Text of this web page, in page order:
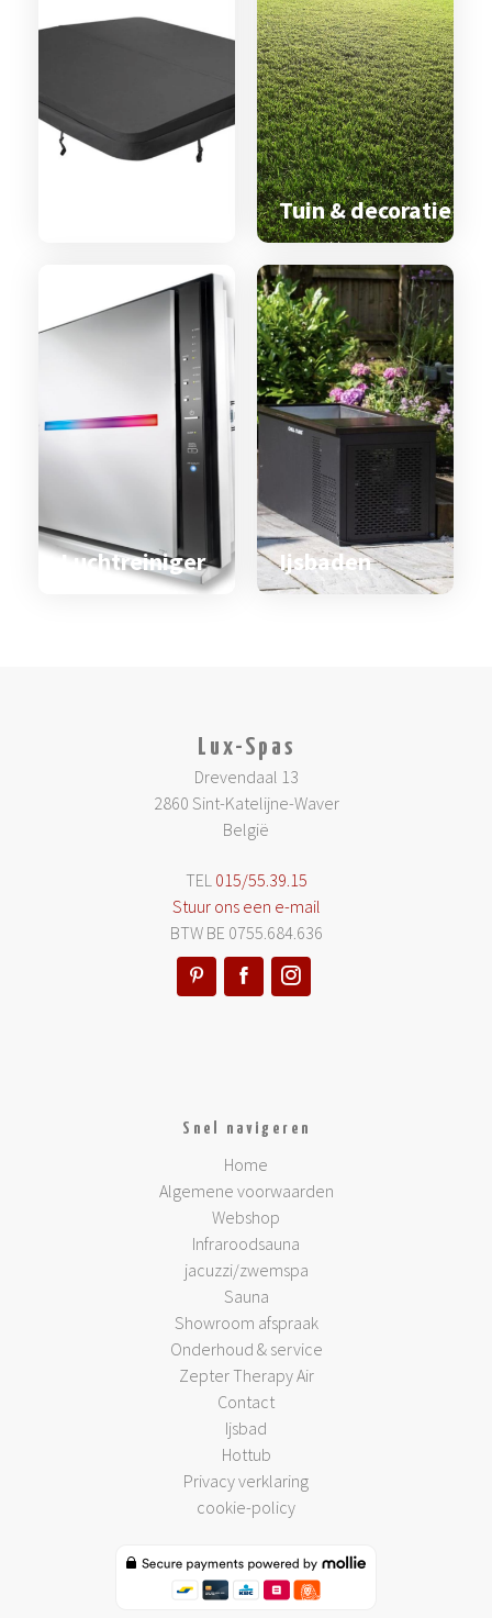
Spa & zwemspa
Tuin & decoratie
Luchtreiniger Ijsbaden
Lux-Spas
Drevendaal 13
2860 Sint-Katelijne-Waver
België
TEL 015/55.39.15
Stuur ons een e-mail
BTW BE 0755.684.636
Snel navigeren
Home
Algemene voorwaarden
Webshop
Infraroodsauna
jacuzzi/zwemspa
Sauna
Showroom afspraak
Onderhoud & service
Zepter Therapy Air
Contact
Ijsbad
Hottub
Privacy verklaring
cookie-policy